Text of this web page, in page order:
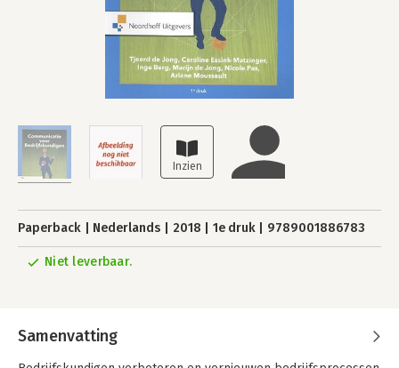
Paperback Nederlands 2018 1e druk 9789001886783
Niet leverbaar.
Samenvatting